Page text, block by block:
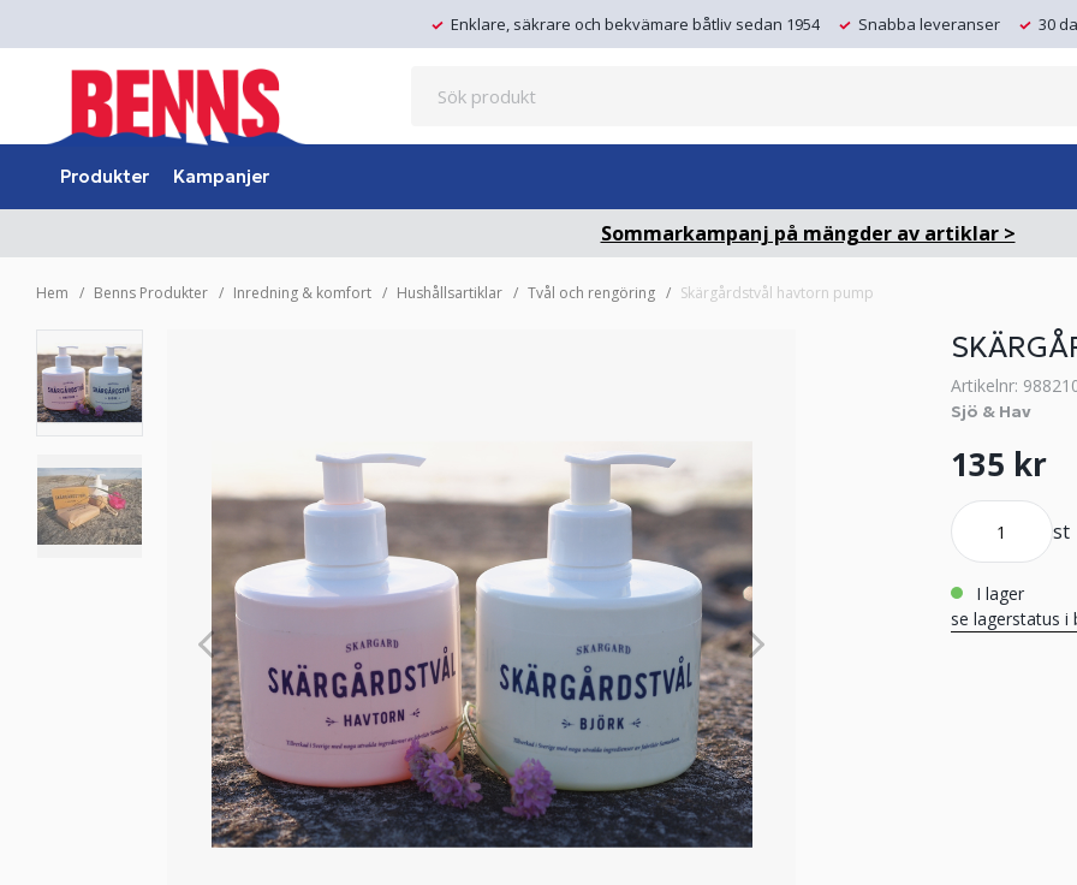
Enklare, säkrare och bekvämare båtliv sedan 1954 Snabba leveranser 30
Produkter Kampanjer
Sommarkampanj på mängder av artiklar >
Hem Benns Produkter Inredning & komfort Hushållsartiklar Tvål och rengöring Skärgårdstvål havtorn pump
Artikelnr:
Sjö & Hav
135 kr
st
i lager
se lagerstatus i